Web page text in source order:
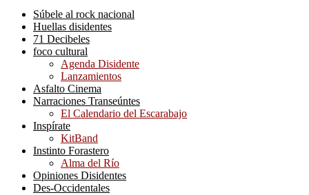
Súbele al rock nacional
Huellas disidentes
71 Decibeles
foco cultural
Agenda Disidente
Lanzamientos
Asfalto Cinema
Narraciones Transeúntes
El Calendario del Escarabajo
Inspírate
KitBand
Instinto Forastero
Alma del Río
Opiniones Disidentes
Des-Occidentales